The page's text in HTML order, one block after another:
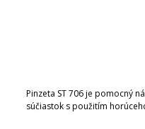
Pinzeta ST 706 je pomocný
súčiastok s použitím